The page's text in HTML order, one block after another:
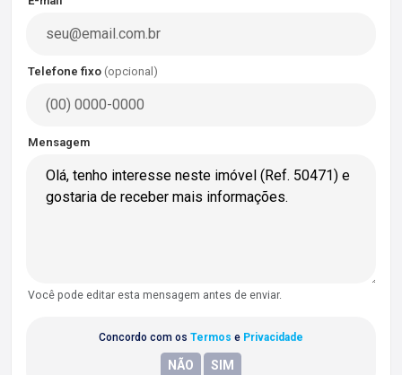
Telefone fixo (opcional)
Mensagem
Você pode editar esta mensagem antes de enviar.
Concordo com os Termos e Privacidade